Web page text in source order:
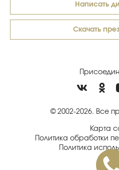
Написать
Скачать
© 2002-2026. Все
Карта
Политика обработки
Политика